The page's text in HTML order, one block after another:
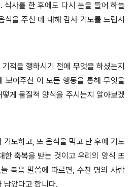
식사를 한 후에도 다시 눈을 들어 하늘
식을 주신 데 대해 감사 기도를 드립시
적을 행하시기 전에 무엇을 하셨는지
보여주신 이 모든 행동을 통해 무엇을
게 물질적 양식을 주시는지 알아보겠
기도하고, 또 음식을 먹고 난 후에 기도
한 축복을 받는 것이고 우리의 양식 또
복음 말씀에 따르면, 수천 명의 사람
남았다고 합니다.